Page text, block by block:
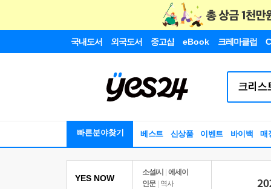
국내도서 외국도서 중고샵 eBook 크레마클럽
빠른분야찾기 베스트 신상품 이벤트 바이백 매
YES NOW
소설/시
에세이
인문
역사